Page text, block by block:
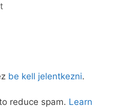
be kell jelentkezni.
reduce spam. Learn